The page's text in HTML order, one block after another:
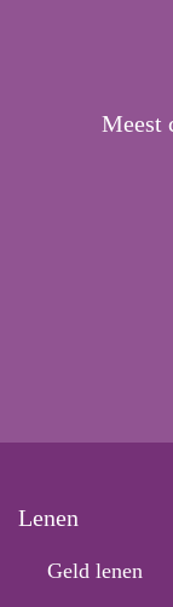
Meest
Lenen
Geld lenen